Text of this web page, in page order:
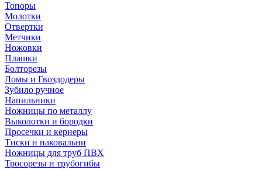
Топоры
Молотки
Отвертки
Метчики
Ножовки
Плашки
Болторезы
Ломы и Гвоздодеры
Зубило ручное
Напильники
Ножницы по металлу
Выколотки и бородки
Просечки и кернеры
Тиски и наковальни
Ножницы для труб ПВХ
Тросорезы и трубогибы